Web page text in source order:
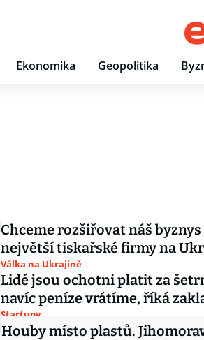
Ekonomika Geopolitika
Chceme rozšiřovat náš
největší tiskařské firmy na
Válka na Ukrajině
Lidé jsou ochotni platit za
navíc peníze vrátíme, říká
Startupy
Houby místo plastů.